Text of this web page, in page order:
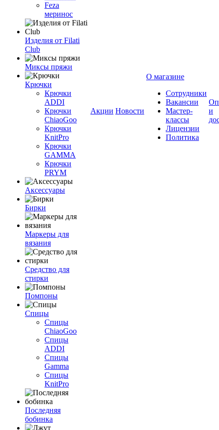
Feza
меринос
Изделия от Filati
Club
Миксы пряжи
Крючки
Крючки
ADDI
Крючки
ChiaoGoo
Крючки
KnitPro
Крючки
GAMMA
Крючки
PRYM
Аксессуары
Бирки
Маркеры для
вязания
Средство для
стирки
Помпоны
Спицы
Спицы
ChiaoGoo
Спицы
ADDI
Спицы
Gamma
Спицы
KnitPro
Последняя
бобинка
Акции Новости
О магазине
Сотрудники
Вакансии
Мастер-
классы
Лицензии
Политика
и